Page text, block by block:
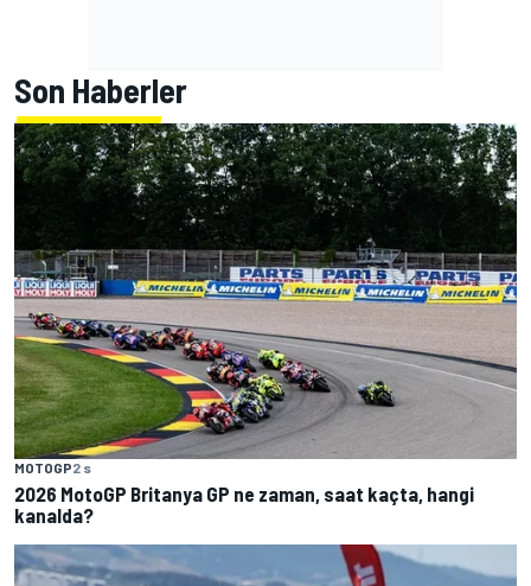
Son Haberler
MOTOGP2 s
2026 MotoGP Britanya GP ne zaman, saat kaçta, hangi
kanalda?